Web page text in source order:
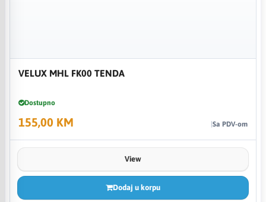
VELUX MHL FK00 TENDA
Dostupno
155,00 KM Sa PDV-om
View
Dodaj u korpu